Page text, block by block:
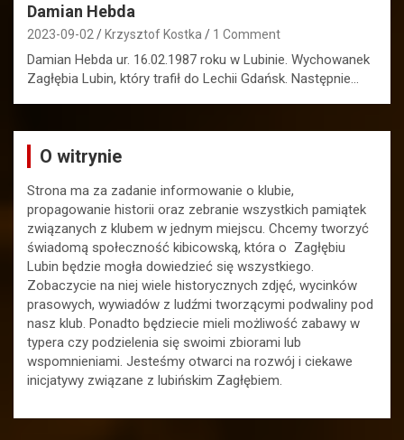
Damian Hebda
2023-09-02 Krzysztof Kostka 1 Comment
Damian Hebda ur. 16.02.1987 roku w Lubinie. Wychowanek
Zagłębia Lubin, który trafił do Lechii Gdańsk. Następnie…
O witrynie
Strona ma za zadanie informowanie o klubie,
propagowanie historii oraz zebranie wszystkich pamiątek
związanych z klubem w jednym miejscu. Chcemy tworzyć
świadomą społeczność kibicowską, która o Zagłębiu
Lubin będzie mogła dowiedzieć się wszystkiego.
Zobaczycie na niej wiele historycznych zdjęć, wycinków
prasowych, wywiadów z ludźmi tworzącymi podwaliny pod
nasz klub. Ponadto będziecie mieli możliwość zabawy w
typera czy podzielenia się swoimi zbiorami lub
wspomnieniami. Jesteśmy otwarci na rozwój i ciekawe
inicjatywy związane z lubińskim Zagłębiem.